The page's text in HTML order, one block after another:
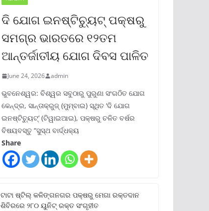
ଦି ଯୋଗ ଇନଷ୍ଟିଚ୍ୟୁଟ୍ ପକ୍ଷରୁ
ସମଗ୍ର ଭାରତରେ ୧୨ତମ
ଆନ୍ତର୍ଜାତୀୟ ଯୋଗ ଦିବସ ପାଳିତ
June 24, 2026 admin
ଭୁବନେଶ୍ୱର: ବିଶ୍ୱର ସବୁଠାରୁ ପୁରୁଣା ସଂଗଠିତ ଯୋଗ
କେନ୍ଦ୍ର, ସାନ୍ତାକ୍ରୁଜ୍ (ମୁମ୍ବାଇ) ସ୍ଥିତ ‘ଦି ଯୋଗ
ଇନଷ୍ଟିଚ୍ୟୁଟ୍‌’ (ଟିୱାଇଆଇ), ପକ୍ଷରୁ ଚଳିତ ବର୍ଷର
ବିଷୟବସ୍ତୁ “ସୁସ୍ଥ ବାର୍ଦ୍ଧକ୍ୟ
Share
ଟାଟା ଷ୍ଟିଲ୍‌ କଳିଙ୍ଗନଗର ପକ୍ଷରୁ ମେଗା ରକ୍ତଦାନ
ଶିବିରରେ ୨୮୦ ୟୁନିଟ୍‌ ରକ୍ତ ସଂଗୃହୀତ